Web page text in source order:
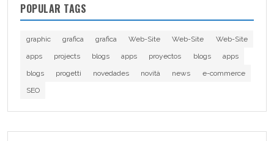
POPULAR TAGS
graphic grafica grafica Web-Site Web-Site
Web-Site
apps
projects blogs apps proyectos blogs
apps
blogs
progetti novedades novità news
e-commerce
SEO